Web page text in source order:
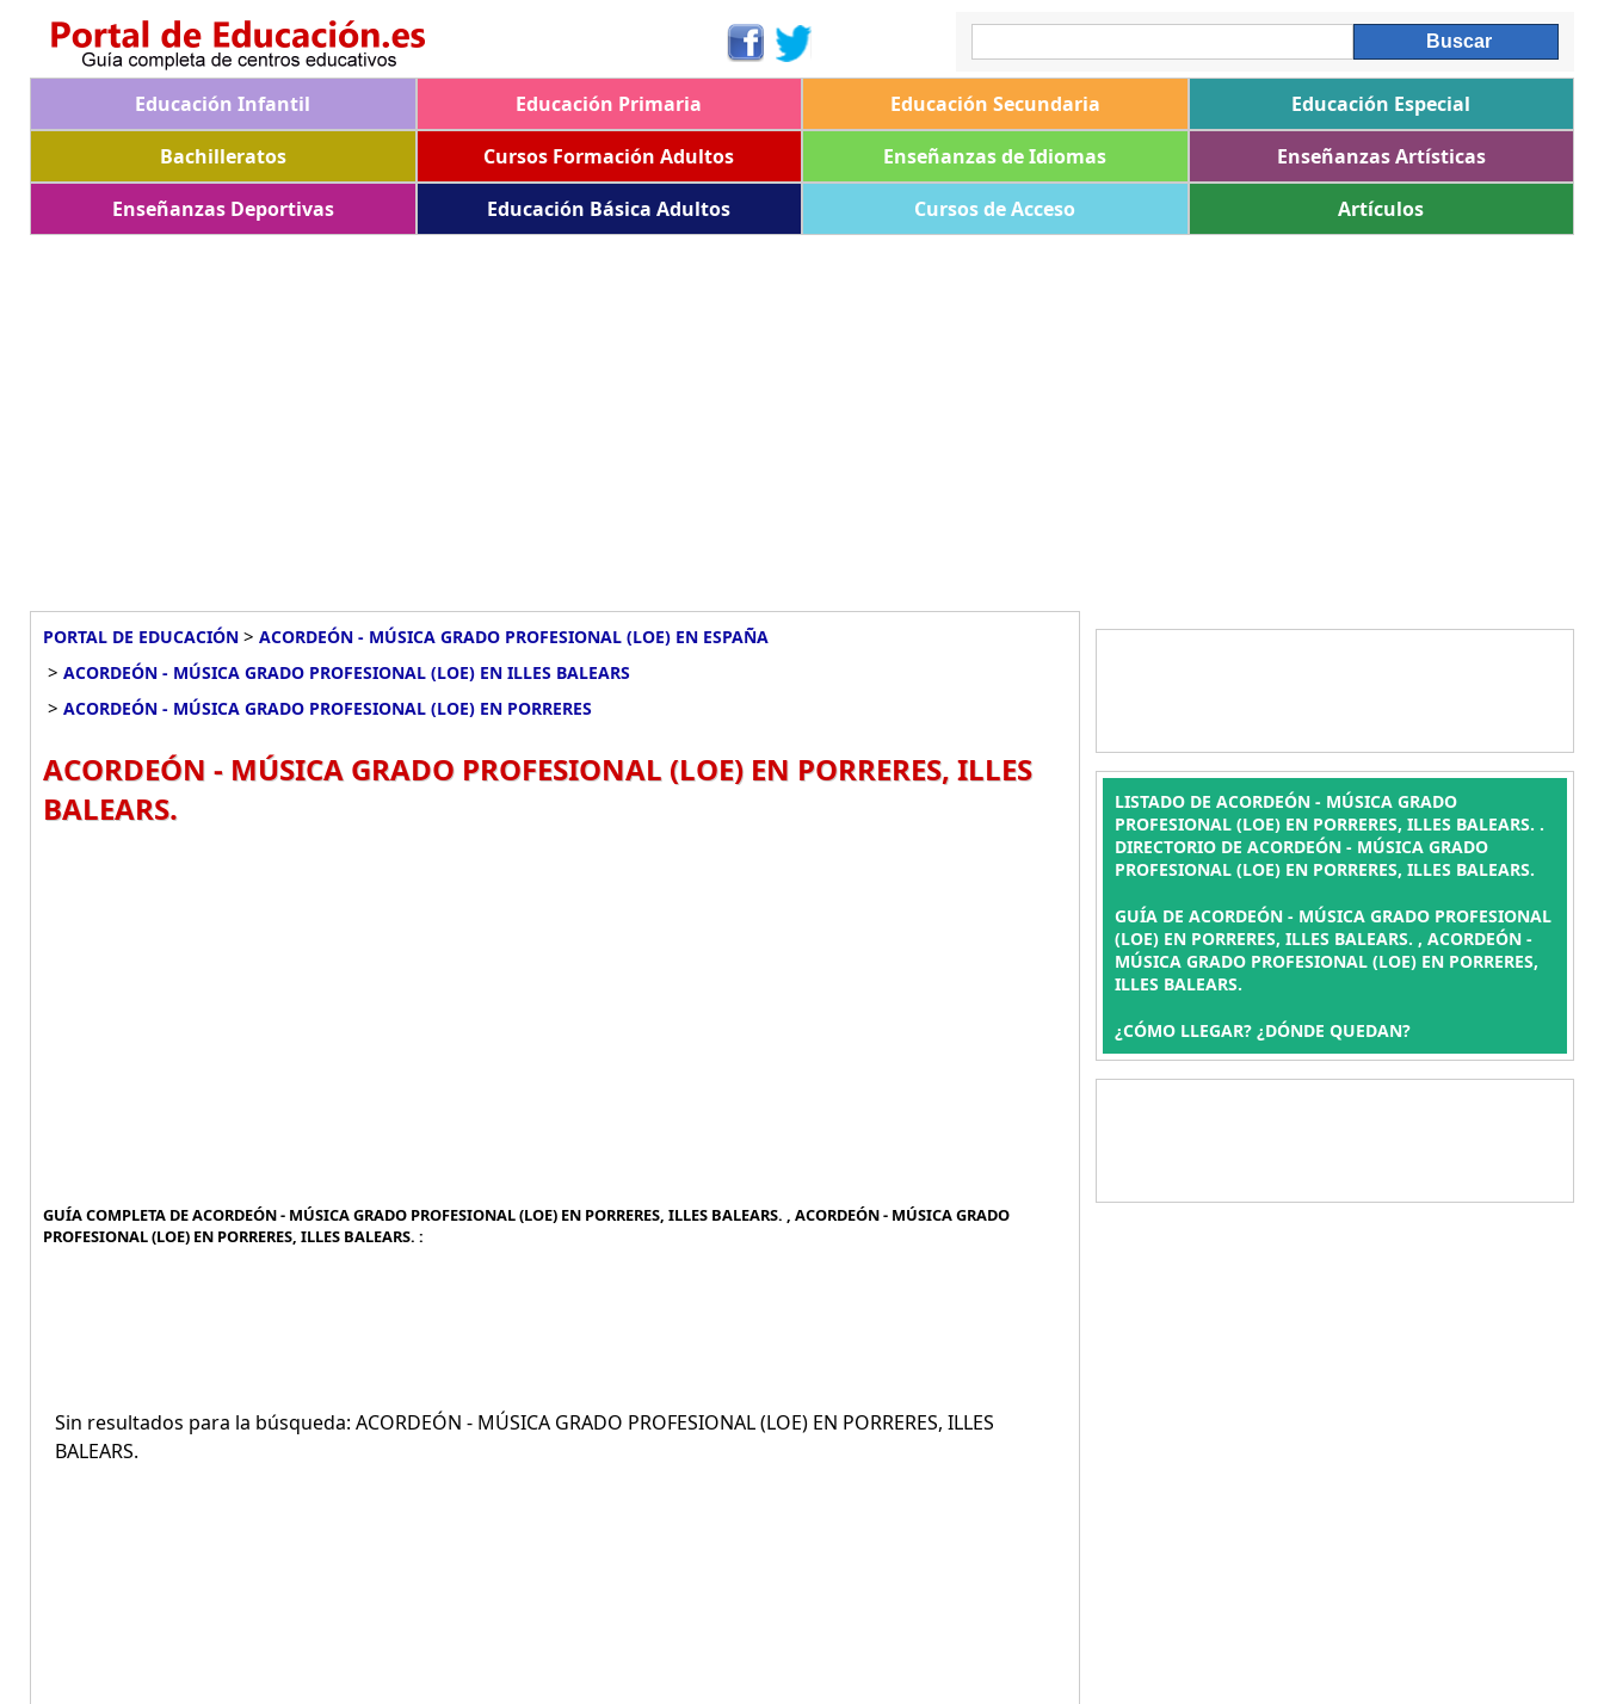
Educación Infantil Educación Primaria Educación Secundaria
Educación Especial
Bachilleratos
Cursos Formación Adultos Enseñanzas de Idiomas
Enseñanzas Artísticas
Enseñanzas Deportivas
Educación Básica Adultos Cursos de Acceso Artículos
PORTAL DE EDUCACIÓN > ACORDEÓN - MÚSICA GRADO PROFESIONAL (LOE) EN ESPAÑA
> ACORDEÓN - MÚSICA GRADO PROFESIONAL (LOE) EN ILLES BALEARS
> ACORDEÓN - MÚSICA GRADO PROFESIONAL (LOE) EN PORRERES
ACORDEÓN - MÚSICA GRADO PROFESIONAL (LOE) EN PORRERES, ILLES
BALEARS.
GUÍA COMPLETA DE ACORDEÓN - MÚSICA GRADO PROFESIONAL (LOE) EN PORRERES, ILLES BALEARS. , ACORDEÓN - MÚSICA GRADO
PROFESIONAL (LOE) EN PORRERES, ILLES BALEARS. :
Sin resultados para la búsqueda: ACORDEÓN - MÚSICA GRADO PROFESIONAL (LOE) EN PORRERES, ILLES
BALEARS.
LISTADO DE ACORDEÓN - MÚSICA GRADO
PROFESIONAL (LOE) EN PORRERES, ILLES BALEARS. .
DIRECTORIO DE ACORDEÓN - MÚSICA GRADO
PROFESIONAL (LOE) EN PORRERES, ILLES BALEARS.
GUÍA DE ACORDEÓN - MÚSICA GRADO PROFESIONAL
(LOE) EN PORRERES, ILLES BALEARS. , ACORDEÓN -
MÚSICA GRADO PROFESIONAL (LOE) EN PORRERES,
ILLES BALEARS.
¿CÓMO LLEGAR? ¿DÓNDE QUEDAN?